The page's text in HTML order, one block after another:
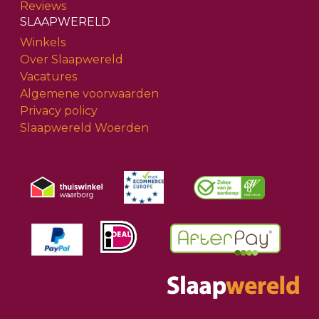
Reviews
SLAAPWERELD
Winkels
Over Slaapwereld
Vacatures
Algemene voorwaarden
Privacy policy
Slaapwereld Woerden